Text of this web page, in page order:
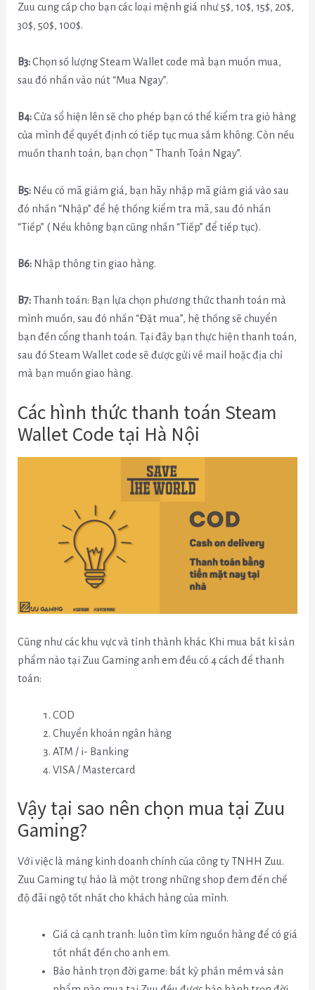
Zuu cung cấp cho bạn các loại mệnh giá như 5$, 10$, 15$, 20$,
30$, 50$, 100$.
B3:Chọn số lượng Steam Wallet code mà bạn muốn mua,
sau đó nhấn vào nút “Mua Ngay”.
B4:Cửa sổ hiện lên sẽ cho phép bạn có thể kiểm tra giỏ hàng
của mình để quyết định có tiếp tục mua sắm không. Còn nếu
muốn thanh toán, bạn chọn ” Thanh Toán Ngay”.
B5: Nếu có mã giảm giá, bạn hãy nhập mã giảm giá vào sau
đó nhấn “Nhập” để hệ thống kiểm tra mã, sau đó nhấn
“Tiếp” ( Nếu không bạn cũng nhấn “Tiếp” để tiếp tục).
B6: Nhập thông tin giao hàng.
B7:Thanh toán: Bạn lựa chọn phương thức thanh toán mà
mình muốn, sau đó nhấn “Đặt mua”, hệ thống sẽ chuyển
bạn đến cổng thanh toán. Tại đây bạn thực hiện thanh toán,
sau đó Steam Wallet code sẽ được gửi về mail hoặc địa chỉ
mà bạn muốn giao hàng.
Các hình thức thanh toán Steam
Wallet Code tại Hà Nội
Cũng như các khu vực và tỉnh thành khác. Khi mua bất kì sản
phẩm nào tại Zuu Gaming anh em đều có 4 cách để thanh
toán:
COD
Chuyển khoản ngân hàng
ATM / i- Banking
VISA / Mastercard
Vậy tại sao nên chọn mua tại Zuu
Gaming?
Với việc là mảng kinh doanh chính của công ty TNHH Zuu.
Zuu Gaming tự hào là một trong những shop đem đến chế
độ đãi ngộ tốt nhất cho khách hàng của mình.
Giá cả cạnh tranh: luôn tìm kím nguồn hàng để có giá
tốt nhất đến cho anh em.
Bảo hành trọn đời game: bất kỳ phần mềm và sản